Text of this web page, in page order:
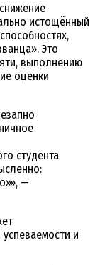
истощённый
Это
выполнению
оценки
студента
—
и